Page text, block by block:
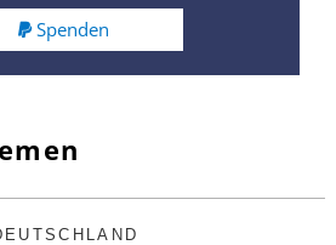
Spenden